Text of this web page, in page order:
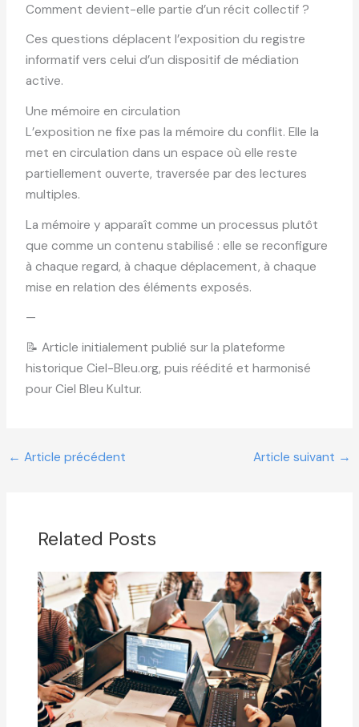
Comment devient-elle partie d’un récit collectif ?
Ces questions déplacent l’exposition du registre
informatif vers celui d’un dispositif de médiation
active.
Une mémoire en circulation
L’exposition ne fixe pas la mémoire du conflit. Elle la
met en circulation dans un espace où elle reste
partiellement ouverte, traversée par des lectures
multiples.
La mémoire y apparaît comme un processus plutôt
que comme un contenu stabilisé : elle se reconfigure
à chaque regard, à chaque déplacement, à chaque
mise en relation des éléments exposés.
—
📝 Article initialement publié sur la plateforme
historique Ciel-Bleu.org, puis réédité et harmonisé
pour Ciel Bleu Kultur.
← Article précédent Article suivant →
Related Posts